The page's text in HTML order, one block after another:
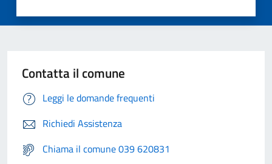
Contatta il comune
Leggi le domande frequenti
Richiedi Assistenza
Chiama il comune 039 620831